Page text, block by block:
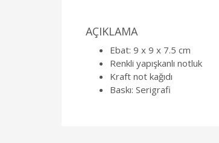
AÇIKLAMA
Ebat: 9 x 9 x 7.5 cm
Renkli yapışkanlı notluk
Kraft not kağıdı
Baskı: Serigrafi